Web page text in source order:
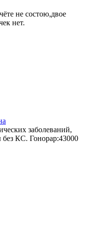
не состою,двое
нет.
заболеваний,
КС. Гонорар:43000